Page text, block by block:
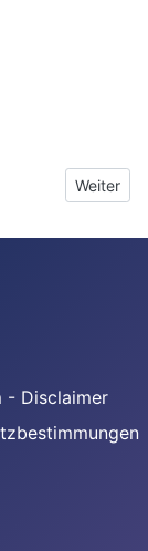
Nächster
Weiter
- Disclaimer